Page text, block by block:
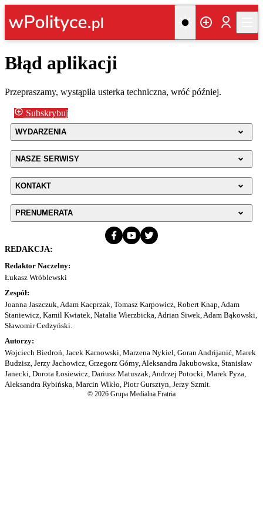
Błąd aplikacji
Przepraszamy, wystąpiła usterka techniczna, wróć później.
Subskrybuj
WYDARZENIA
NASZE SERWISY
KONTAKT
PRENUMERATA
REDAKCJA:
Redaktor Naczelny:
Łukasz Wróblewski
Zespół:
Joanna Jaszczuk, Adam Kacprzak, Tomasz Karpowicz, Robert Knap, Adam
Staniewicz, Kamil Kwiatek, Natalia Wierzbicka, Adrian Siwek, Adam Bąkowski,
Sławomir Cedzyński.
Autorzy:
Wojciech Biedroń, Jacek Karnowski, Marzena Nykiel, Goran Andrijanić, Marek
Budzisz, Jerzy Jachowicz, Grzegorz Górny, Aleksandra Jakubowska, Stanisław
Janecki, Dorota Łosiewicz, Dariusz Matuszak, Andrzej Potocki, Marek Pyza,
Aleksandra Rybińska, Marcin Wikło, Piotr Gursztyn, Jerzy Szmit.
© 2026 Grupa Medialna Fratria